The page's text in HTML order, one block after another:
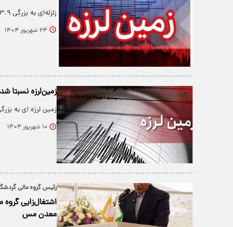
زلزله‌ای به بزرگی ۳.۹ ریشتر در شمال استان کرمان به وقوع پیوست.
۲۴ شهریور ۱۴۰۴
زمین‌لرزه نسبتا
زمین لرزه ای به بزرگی ۴.۶ ریشتر منطقه شهداد در استان کرمان را
۱۰ شهریور ۱۴۰۴
رئیس گروه مالی
اشتغال‌زایی گروه
معدن مس